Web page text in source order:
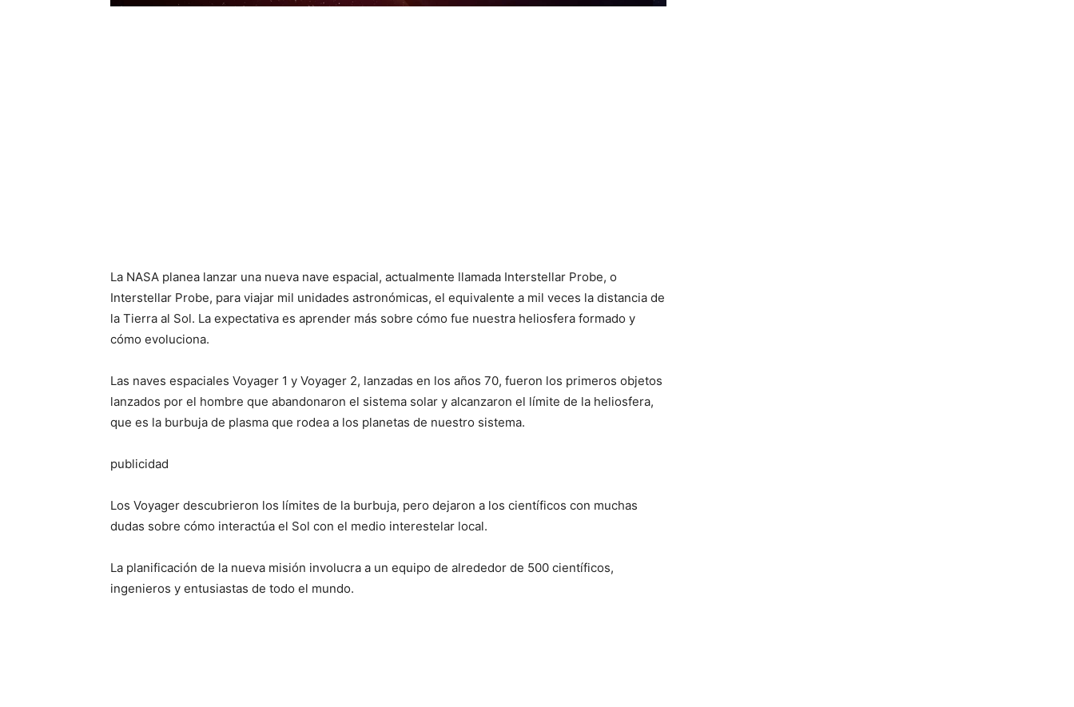
La NASA planea lanzar una nueva nave espacial, actualmente llamada Interstellar Probe, o
Interstellar Probe, para viajar mil unidades astronómicas, el equivalente a mil veces la distancia de
la Tierra al Sol. La expectativa es aprender más sobre cómo fue nuestra heliosfera formado y
cómo evoluciona.
Las naves espaciales Voyager 1 y Voyager 2, lanzadas en los años 70, fueron los primeros objetos
lanzados por el hombre que abandonaron el sistema solar y alcanzaron el límite de la heliosfera,
que es la burbuja de plasma que rodea a los planetas de nuestro sistema.
publicidad
Los Voyager descubrieron los límites de la burbuja, pero dejaron a los científicos con muchas
dudas sobre cómo interactúa el Sol con el medio interestelar local.
La planificación de la nueva misión involucra a un equipo de alrededor de 500 científicos,
ingenieros y entusiastas de todo el mundo.